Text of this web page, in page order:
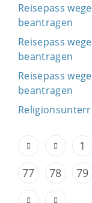
Reisepass
beantragen
Reisepass
beantragen
Reisepass
beantragen
1
77
78 79